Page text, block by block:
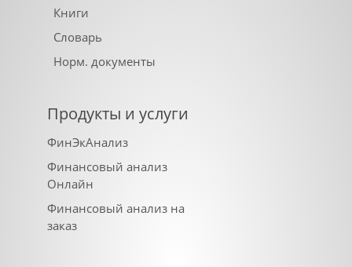
Книги
Словарь
Норм. документы
Продукты и услуги
ФинЭкАнализ
Финансовый анализ
Онлайн
Финансовый анализ на
заказ